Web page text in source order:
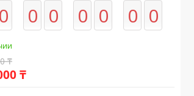
0 0 0 0 0 0 0
₸
₸